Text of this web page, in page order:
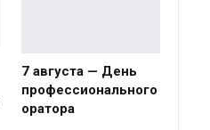
7 августа — День
профессионального
оратора